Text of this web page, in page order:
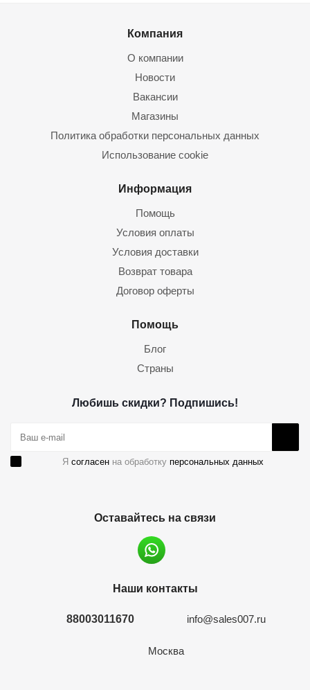
Компания
О компании
Новости
Вакансии
Магазины
Политика обработки персональных данных
Использование cookie
Информация
Помощь
Условия оплаты
Условия доставки
Возврат товара
Договор оферты
Помощь
Блог
Страны
Любишь скидки? Подпишись!
Я согласен на обработку персональных данных
Оставайтесь на связи
Наши контакты
88003011670 info@sales007.ru
Москва